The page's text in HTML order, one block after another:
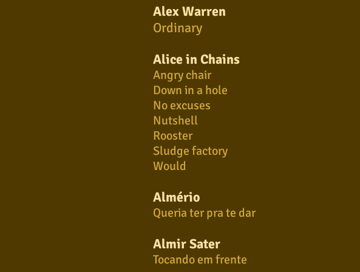
Alex Warren
Ordinary
Alice in Chains
Angry chair
Down in a hole
No excuses
Nutshell
Rooster
Sludge factory
Would
Almério
Queria ter pra te dar
Almir Sater
Tocando em frente